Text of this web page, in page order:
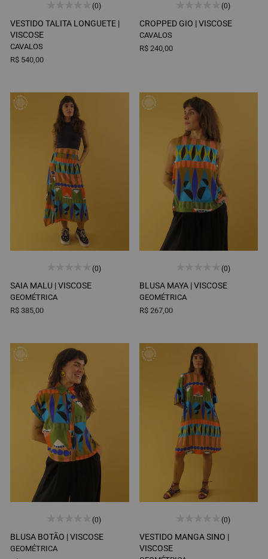
(0)
VESTIDO TALITA LONGUETE |
VISCOSE
CAVALOS
R$ 540,00
(0)
CROPPED GIO |VISCOSE
CAVALOS
R$ 240,00
(0)
SAIA MALU |VISCOSE
GEOMÉTRICA
R$ 385,00
(0)
BLUSA MAYA |VISCOSE
GEOMÉTRICA
R$ 267,00
(0)
BLUSA BOTÃO |VISCOSE
GEOMÉTRICA
(0)
VESTIDO MANGA SINO |
VISCOSE